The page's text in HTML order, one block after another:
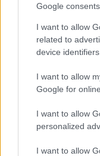
Google consents
I want to allow
related to
device identifiers
I want to allow
Google for
I want to allow
personalized
I want to allow
Olvastad már?